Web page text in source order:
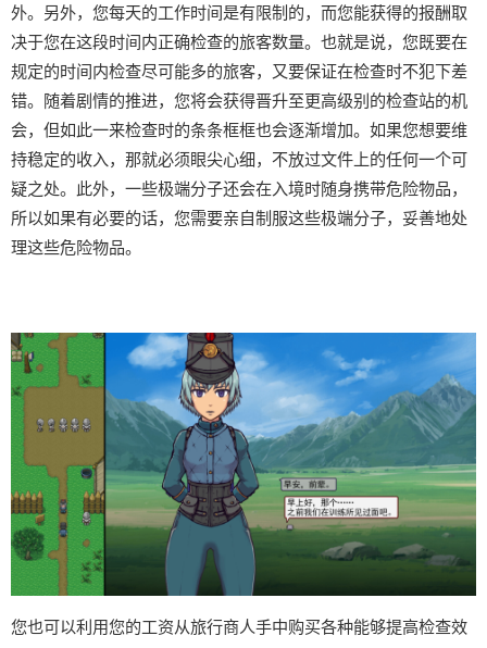
外。另外，您每天的工作时间是有限制的，而您能获得的报酬取
决于您在这段时间内正确检查的旅客数量。也就是说，您既要在
规定的时间内检查尽可能多的旅客，又要保证在检查时不犯下差
错。随着剧情的推进，您将会获得晋升至更高级别的检查站的机
会，但如此一来检查时的条条框框也会逐渐增加。如果您想要维
持稳定的收入，那就必须眼尖心细，不放过文件上的任何一个可
疑之处。此外，一些极端分子还会在入境时随身携带危险物品，
所以如果有必要的话，您需要亲自制服这些极端分子，妥善地处
理这些危险物品。
您也可以利用您的工资从旅行商人手中购买各种能够提高检查效